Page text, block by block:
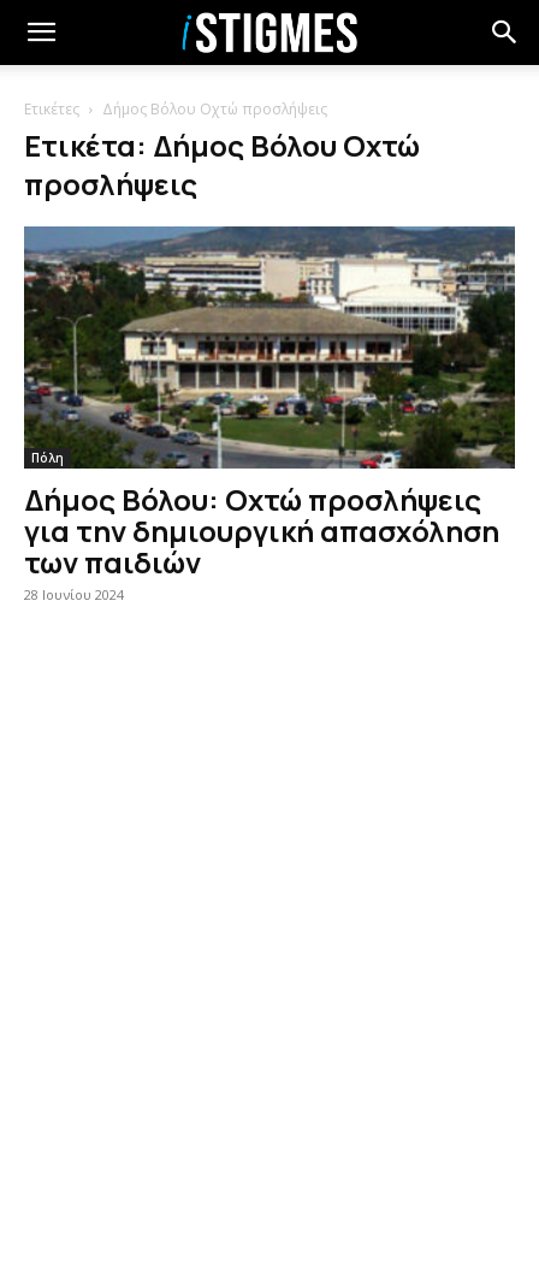
Ετικέτες Δήμος Βόλου Οχτώ προσλήψεις
Ετικέτα: Δήμος Βόλου Οχτώ
προσλήψεις
Πόλη
Δήμος Βόλου: Οχτώ προσλήψεις
για την δημιουργική απασχόληση
των παιδιών
28 Ιουνίου 2024